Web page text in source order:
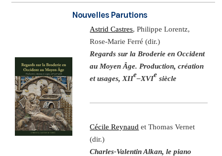
Nouvelles Parutions
Astrid Castres, Philippe Lorentz,
Rose-Marie Ferré (dir.)
Regards sur la Broderie en Occident
au Moyen Âge. Production, création
et usages, XIIe–XVIe siècle
Cécile Reynaud et Thomas Vernet
(dir.)
Charles-Valentin Alkan, le piano